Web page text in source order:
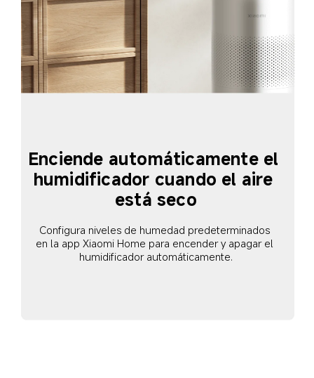
Enciende automáticamente el
humidificador cuando el aire
está seco
Configura niveles de humedad predeterminados
en la app Xiaomi Home para encender y apagar el
humidificador automáticamente.